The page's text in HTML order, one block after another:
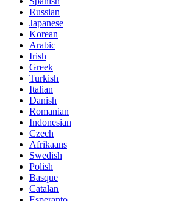
Russian
Japanese
Korean
Arabic
Irish
Greek
Turkish
Italian
Danish
Romanian
Indonesian
Czech
Afrikaans
Swedish
Polish
Basque
Catalan